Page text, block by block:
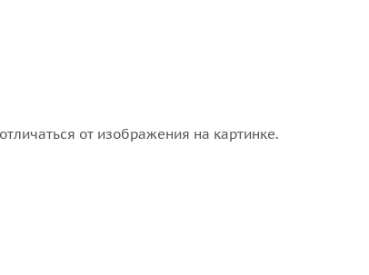
от изображения на картинке.